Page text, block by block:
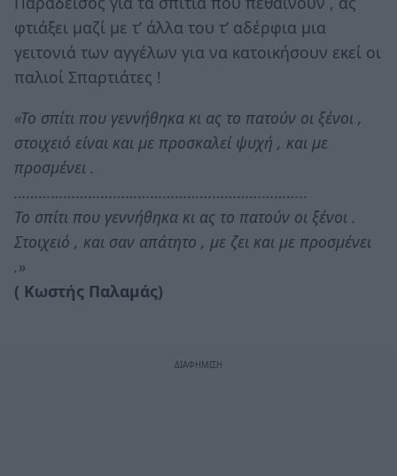
φτιάξει μαζί με τ’ άλλα του τ’ αδέρφια μια
γειτονιά των αγγέλων για να κατοικήσουν εκεί οι
παλιοί Σπαρτιάτες !
«Το σπίτι που γεννήθηκα κι ας το πατούν οι ξένοι ,
στοιχειό είναι και με προσκαλεί ψυχή , και με
προσμένει .
……………………………………………………………..
Το σπίτι που γεννήθηκα κι ας το πατούν οι ξένοι .
Στοιχειό , και σαν απάτητο , με ζει και με προσμένει
.»
( Κωστής Παλαμάς)